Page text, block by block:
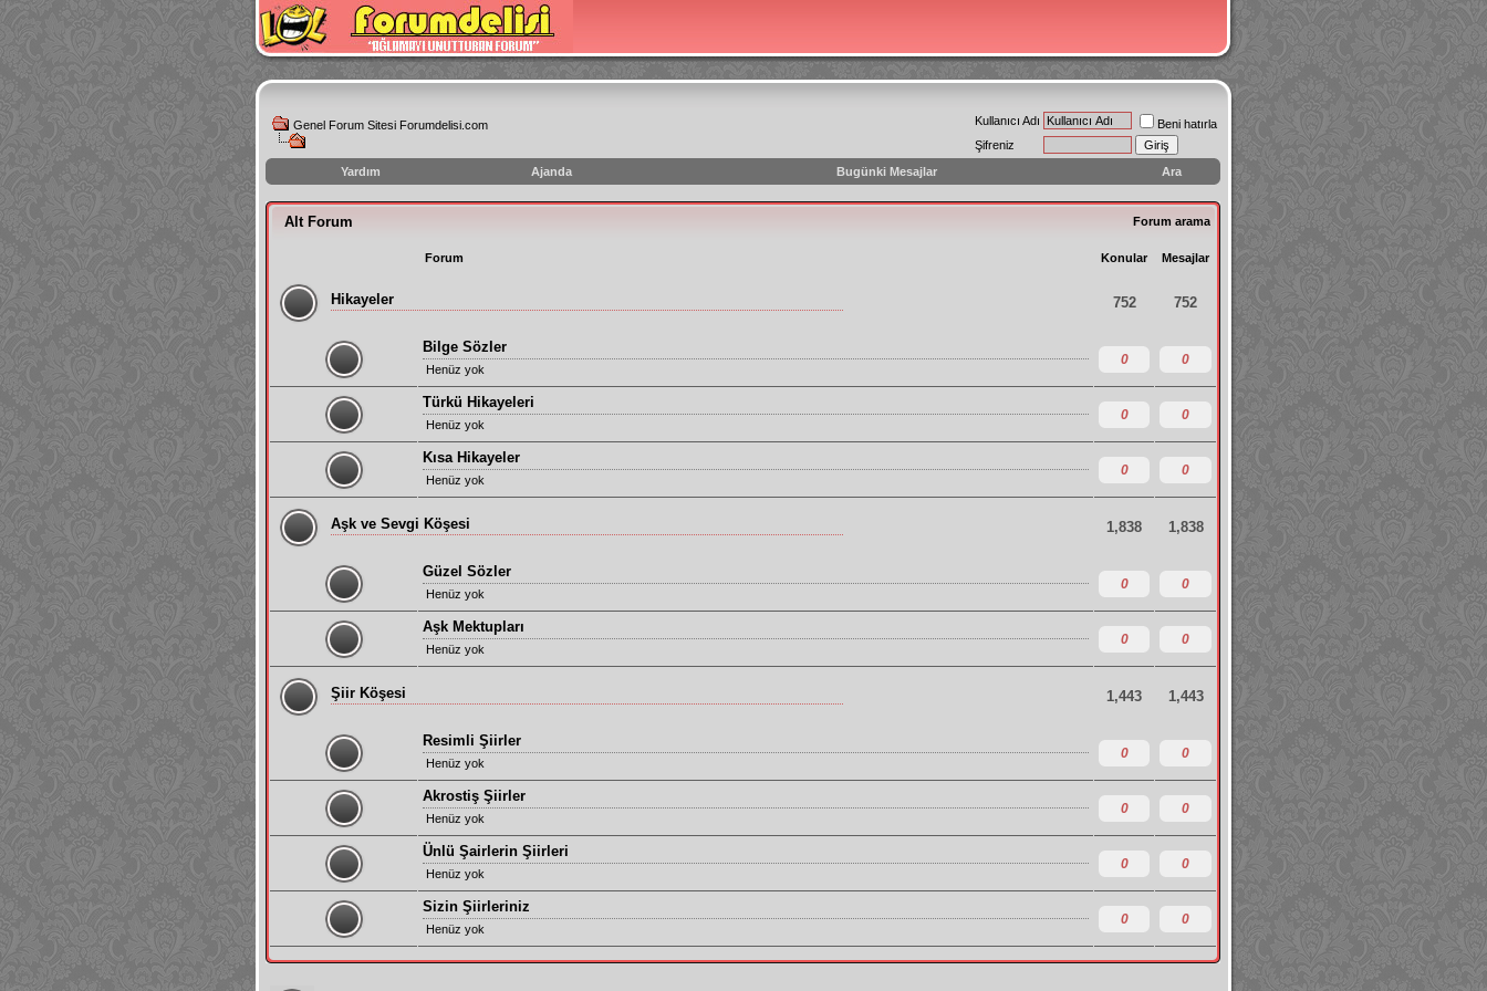
Genel Forum Sitesi Forumdelisi.com Kullanıcı Adı
Beni hatırla
Şifreniz
Yardım
Ajanda Bugünki Mesajlar Ara
instagram
izlenme
Alt Forum Forum arama
Forum Konular Mesajlar
Hikayeler 752 752
Bilge Sözler
Henüz yok
0 0
Türkü Hikayeleri
Henüz yok
0 0
Kısa Hikayeler
Henüz yok
0 0
Aşk ve Sevgi Köşesi 1,838 1,838
Güzel Sözler
Henüz yok
0 0
Aşk Mektupları
Henüz yok
0 0
Şiir Köşesi 1,443 1,443
Resimli Şiirler
Henüz yok
0 0
Akrostiş Şiirler
Henüz yok
0 0
Ünlü Şairlerin Şiirleri
Henüz yok
0 0
Sizin Şiirleriniz
Henüz yok
0 0